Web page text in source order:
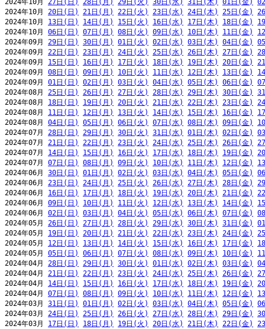
2024年10月 27日(日) 28日(月) 29日(火) 30日(水) 31日(木) 01日(金)
2024年10月 20日(日) 21日(月) 22日(火) 23日(水) 24日(木) 25日(金)
2024年10月 13日(日) 14日(月) 15日(火) 16日(水) 17日(木) 18日(金)
2024年10月 06日(日) 07日(月) 08日(火) 09日(水) 10日(木) 11日(金)
2024年09月 29日(日) 30日(月) 01日(火) 02日(水) 03日(木) 04日(金)
2024年09月 22日(日) 23日(月) 24日(火) 25日(水) 26日(木) 27日(金)
2024年09月 15日(日) 16日(月) 17日(火) 18日(水) 19日(木) 20日(金)
2024年09月 08日(日) 09日(月) 10日(火) 11日(水) 12日(木) 13日(金)
2024年09月 01日(日) 02日(月) 03日(火) 04日(水) 05日(木) 06日(金)
2024年08月 25日(日) 26日(月) 27日(火) 28日(水) 29日(木) 30日(金)
2024年08月 18日(日) 19日(月) 20日(火) 21日(水) 22日(木) 23日(金)
2024年08月 11日(日) 12日(月) 13日(火) 14日(水) 15日(木) 16日(金)
2024年08月 04日(日) 05日(月) 06日(火) 07日(水) 08日(木) 09日(金)
2024年07月 28日(日) 29日(月) 30日(火) 31日(水) 01日(木) 02日(金)
2024年07月 21日(日) 22日(月) 23日(火) 24日(水) 25日(木) 26日(金)
2024年07月 14日(日) 15日(月) 16日(火) 17日(水) 18日(木) 19日(金)
2024年07月 07日(日) 08日(月) 09日(火) 10日(水) 11日(木) 12日(金)
2024年06月 30日(日) 01日(月) 02日(火) 03日(水) 04日(木) 05日(金)
2024年06月 23日(日) 24日(月) 25日(火) 26日(水) 27日(木) 28日(金)
2024年06月 16日(日) 17日(月) 18日(火) 19日(水) 20日(木) 21日(金)
2024年06月 09日(日) 10日(月) 11日(火) 12日(水) 13日(木) 14日(金)
2024年06月 02日(日) 03日(月) 04日(火) 05日(水) 06日(木) 07日(金)
2024年05月 26日(日) 27日(月) 28日(火) 29日(水) 30日(木) 31日(金)
2024年05月 19日(日) 20日(月) 21日(火) 22日(水) 23日(木) 24日(金)
2024年05月 12日(日) 13日(月) 14日(火) 15日(水) 16日(木) 17日(金)
2024年05月 05日(日) 06日(月) 07日(火) 08日(水) 09日(木) 10日(金)
2024年04月 28日(日) 29日(月) 30日(火) 01日(水) 02日(木) 03日(金)
2024年04月 21日(日) 22日(月) 23日(火) 24日(水) 25日(木) 26日(金)
2024年04月 14日(日) 15日(月) 16日(火) 17日(水) 18日(木) 19日(金)
2024年04月 07日(日) 08日(月) 09日(火) 10日(水) 11日(木) 12日(金)
2024年03月 31日(日) 01日(月) 02日(火) 03日(水) 04日(木) 05日(金)
2024年03月 24日(日) 25日(月) 26日(火) 27日(水) 28日(木) 29日(金)
2024年03月 17日(日) 18日(月) 19日(火) 20日(水) 21日(木) 22日(金)